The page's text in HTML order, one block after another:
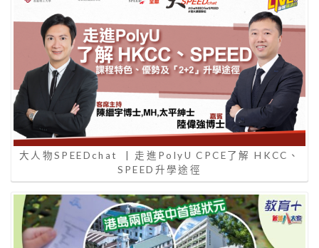
大人物SPEEDchat | 走進PolyU CPCE了解 HKCC、
SPEED升學途徑